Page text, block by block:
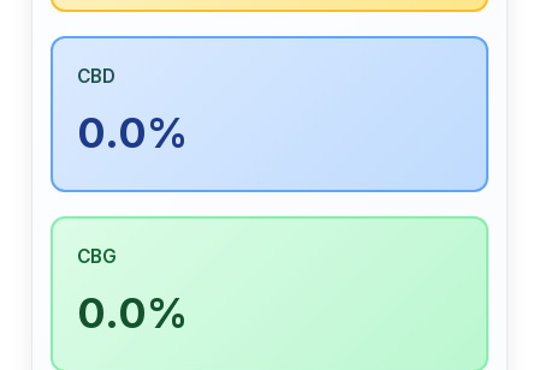
CBD
0.0%
CBG
0.0%